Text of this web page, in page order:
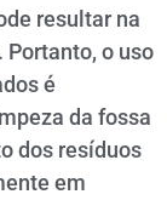
resultar na
o uso
é
da fossa
dos resíduos
em